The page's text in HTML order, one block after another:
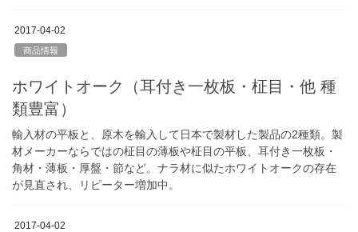
2017-04-02
商品情報
ホワイトオーク（耳付き一枚板・柾目・他 種
類豊富）
輸入材の平板と、原木を輸入して日本で製材した製品の2種類。製
材メーカーならではの柾目の薄板や柾目の平板、耳付き一枚板・
角材・薄板・厚盤・節など。ナラ材に似たホワイトオークの存在
が見直され、リピーター増加中。
2017-04-02